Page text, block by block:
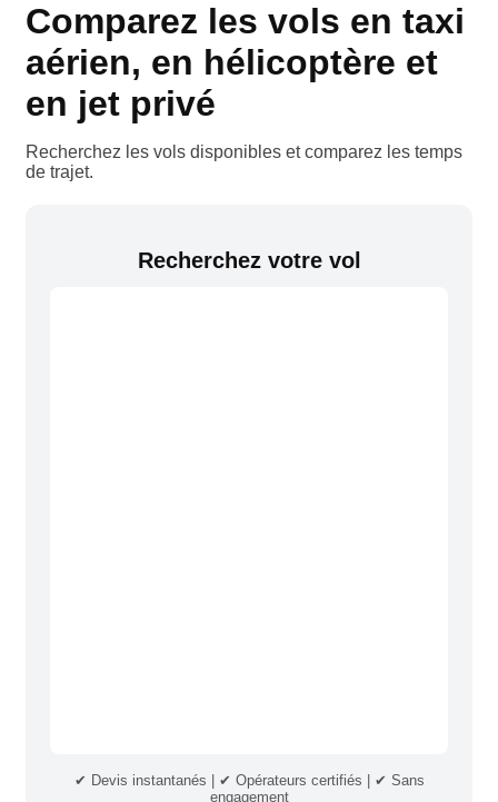
Comparez les vols en taxi
aérien, en hélicoptère et
en jet privé
Recherchez les vols disponibles et comparez les temps
de trajet.
Recherchez votre vol
✔ Devis instantanés | ✔ Opérateurs certifiés | ✔ Sans
engagement